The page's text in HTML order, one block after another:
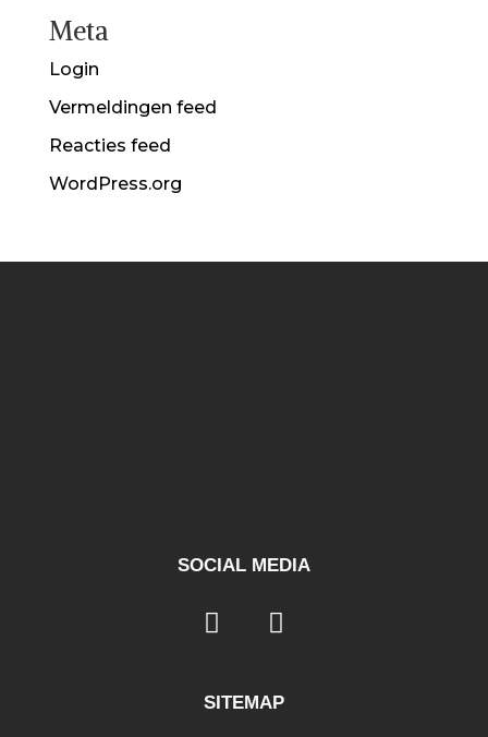
Meta
Login
Vermeldingen feed
Reacties feed
WordPress.org
SOCIAL MEDIA
SITEMAP